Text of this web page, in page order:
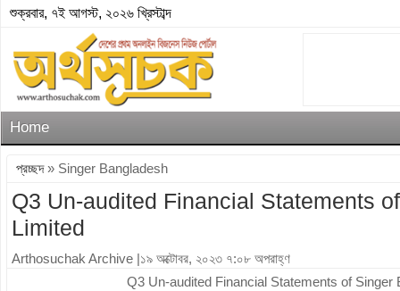
শুক্রবার, ৭ই আগস্ট, ২০২৬ খ্রিস্টাব্দ
Home
প্রচ্ছদ» Singer Bangladesh
Q3 Un-audited Financial Statements
Limited
Arthosuchak Archive |১৯ অক্টোবর, ২০২৩ ৭:০৮ অপরাহ্ণ
Q3 Un-audited Financial Statements of Singer